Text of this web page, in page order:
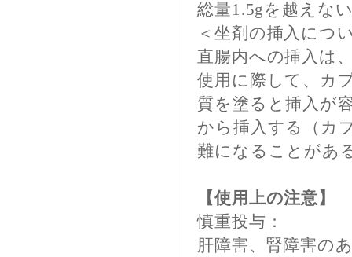
総量1.5gを越えな
＜坐剤の挿入につ
直腸内への挿入は
使用に際して、カ
質を塗ると挿入が
から挿入する（カ
難になることがあ
【使用上の注意】
慎重投与：
肝障害、腎障害の